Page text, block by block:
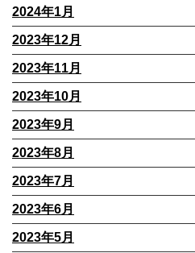
2024年1月
2023年12月
2023年11月
2023年10月
2023年9月
2023年8月
2023年7月
2023年6月
2023年5月